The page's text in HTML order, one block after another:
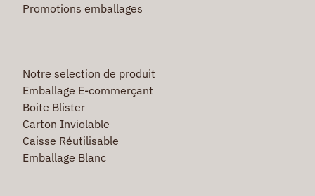
Promotions emballages
Notre selection de produit
Emballage E-commerçant
Boite Blister
Carton Inviolable
Caisse Réutilisable
Emballage Blanc